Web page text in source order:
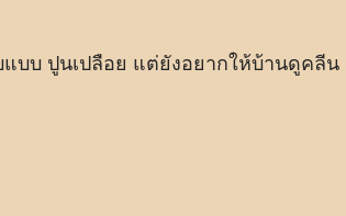
บบ ปูนเปลือย แต่ยังอยากให้บ้านดูคลีน